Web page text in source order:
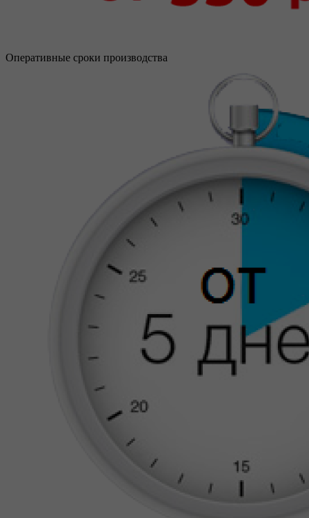
Оперативные сроки производства